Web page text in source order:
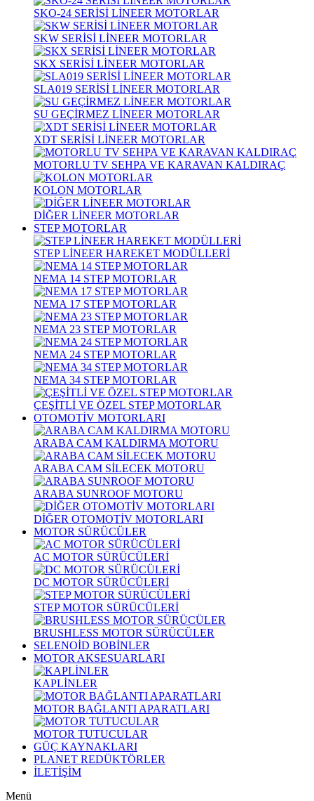
SKO-24 SERİSİ LİNEER MOTORLAR
SKW SERİSİ LİNEER MOTORLAR
SKX SERİSİ LİNEER MOTORLAR
SLA019 SERİSİ LİNEER MOTORLAR
SU GEÇİRMEZ LİNEER MOTORLAR
XDT SERİSİ LİNEER MOTORLAR
MOTORLU TV SEHPA VE KARAVAN KALDIRAÇ
KOLON MOTORLAR
DİĞER LİNEER MOTORLAR
STEP MOTORLAR
STEP LİNEER HAREKET MODÜLLERİ
NEMA 14 STEP MOTORLAR
NEMA 17 STEP MOTORLAR
NEMA 23 STEP MOTORLAR
NEMA 24 STEP MOTORLAR
NEMA 34 STEP MOTORLAR
ÇEŞİTLİ VE ÖZEL STEP MOTORLAR
OTOMOTİV MOTORLARI
ARABA CAM KALDIRMA MOTORU
ARABA CAM SİLECEK MOTORU
ARABA SUNROOF MOTORU
DİĞER OTOMOTİV MOTORLARI
MOTOR SÜRÜCÜLER
AC MOTOR SÜRÜCÜLERİ
DC MOTOR SÜRÜCÜLERİ
STEP MOTOR SÜRÜCÜLERİ
BRUSHLESS MOTOR SÜRÜCÜLER
SELENOİD BOBİNLER
MOTOR AKSESUARLARI
KAPLİNLER
MOTOR BAĞLANTI APARATLARI
MOTOR TUTUCULAR
GÜÇ KAYNAKLARI
PLANET REDÜKTÖRLER
İLETİŞİM
Menü